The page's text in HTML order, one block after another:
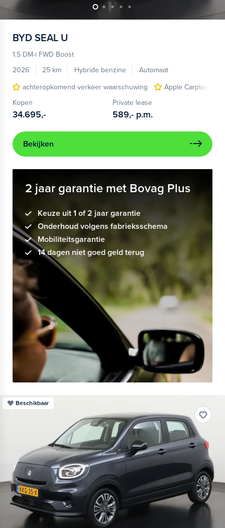
BYD SEAL U
1.5 DM-i FWD Boost
2026
25 km Hybride benzine
Automaat
achteropkomend verkeer waarschuwing
Apple Carplay/
Kopen
34.695,-
Private lease
589,- p.m.
Bekijken
2 jaar garantie met Bovag Plus
Keuze uit 1 of 2 jaar garantie
Onderhoud volgens fabrieksschema
Mobiliteitsgarantie
14 dagen niet goed geld terug
Beschikbaar